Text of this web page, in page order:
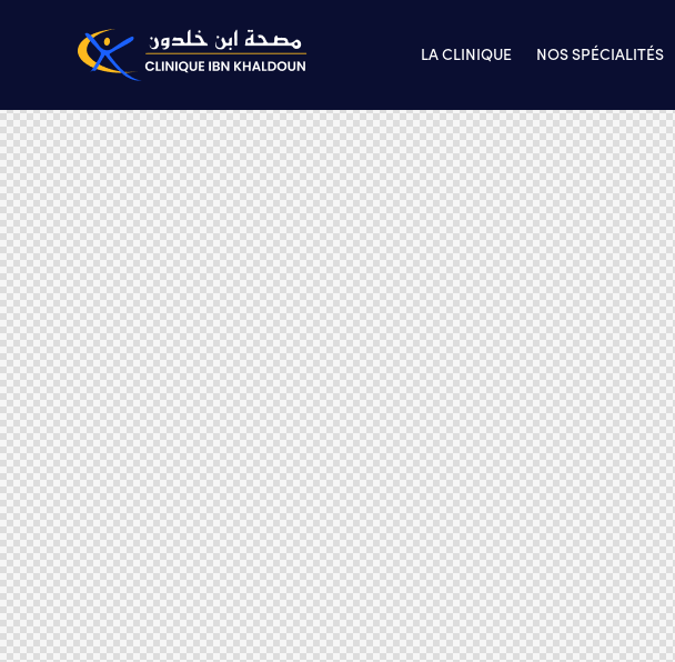
LA CLINIQUE NOS SPÉCIALITÉS
LA CLINIQUE NOS SPÉCIALITÉS VOTRE